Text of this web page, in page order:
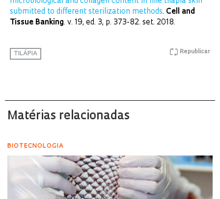
submitted to different sterilization methods. Cell and
Tissue Banking. v. 19, ed. 3, p. 373-82. set. 2018.
Republicar
TILÁPIA